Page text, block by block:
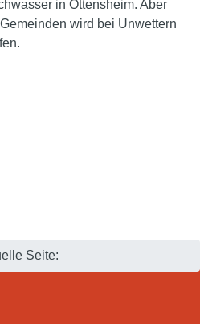
in Ottensheim. Aber
wird bei Unwettern
Seite: